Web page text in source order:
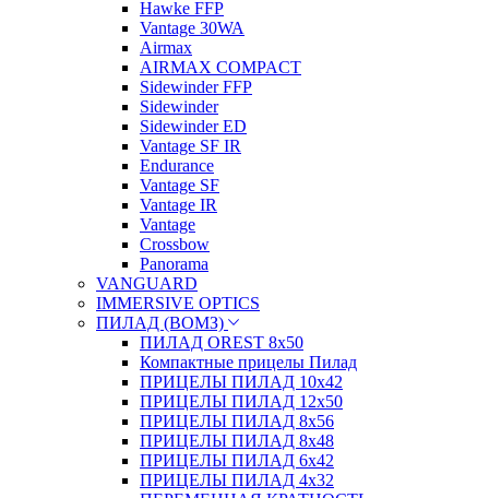
Hawke FFP
Vantage 30WA
Airmax
AIRMAX COMPACT
Sidewinder FFP
Sidewinder
Sidewinder ED
Vantage SF IR
Endurance
Vantage SF
Vantage IR
Vantage
Crossbow
Panorama
VANGUARD
IMMERSIVE OPTICS
ПИЛАД (ВОМЗ)
ПИЛАД OREST 8х50
Компактные прицелы Пилад
ПРИЦЕЛЫ ПИЛАД 10х42
ПРИЦЕЛЫ ПИЛАД 12х50
ПРИЦЕЛЫ ПИЛАД 8х56
ПРИЦЕЛЫ ПИЛАД 8х48
ПРИЦЕЛЫ ПИЛАД 6х42
ПРИЦЕЛЫ ПИЛАД 4х32